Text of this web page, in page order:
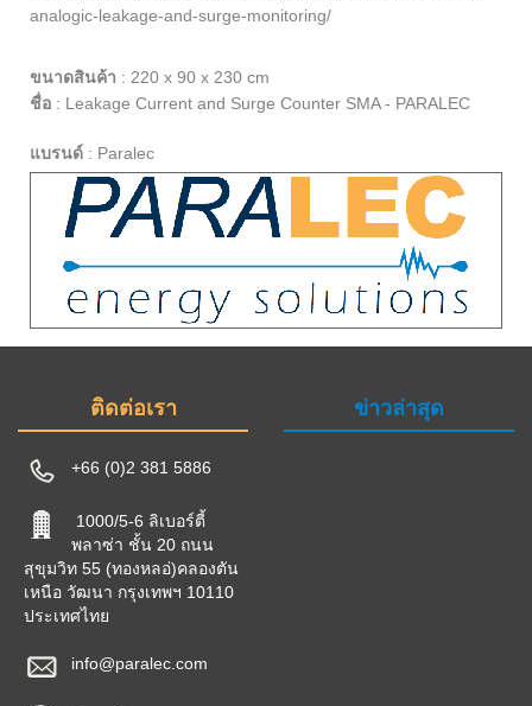
analogic-leakage-and-surge-monitoring/
ขนาดสินค้า : 220 x 90 x 230 cm
ชื่อ : Leakage Current and Surge Counter SMA - PARALEC
แบรนด์ : Paralec
ติดต่อเรา
+66 (0)2 381 5886
1000/5-6 ลิเบอร์ตี้
พลาซ่า ชั้น 20 ถนน
สุขุมวิท 55 (ทองหลอ่)คลองตัน
เหนือ วัฒนา กรุงเทพฯ 10110
ประเทศไทย
info@paralec.com
ข่าวล่าสุด